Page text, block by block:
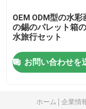
バルク クリスマス
茶筒の錫
金属のコーヒー錫
OEM ODM型の水彩
の錫のパレット箱
水旅行セット
お問い合わせを
ホーム 企業情